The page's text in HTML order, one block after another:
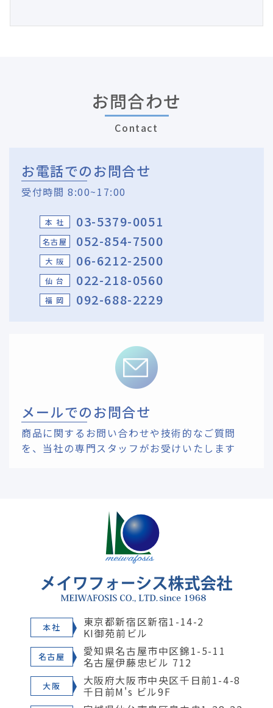
お問合わせ
Contact
お電話でのお問合せ
受付時間 8:00~17:00
本 社 03-5379-0051
名古屋 052-854-7500
大 阪 06-6212-2500
仙 台 022-218-0560
福 岡 092-688-2229
メールでのお問合せ
商品に関するお問い合わせや技術的なご質問
を、 当社の専門スタッフがお受けいたします
本社 東京都新宿区新宿1-14-2
KI御苑前ビル
名古屋 愛知県名古屋市中区錦1-5-11
名古屋伊藤忠ビル 712
大阪 大阪府大阪市中央区千日前1-4-8
千日前M's ビル9F